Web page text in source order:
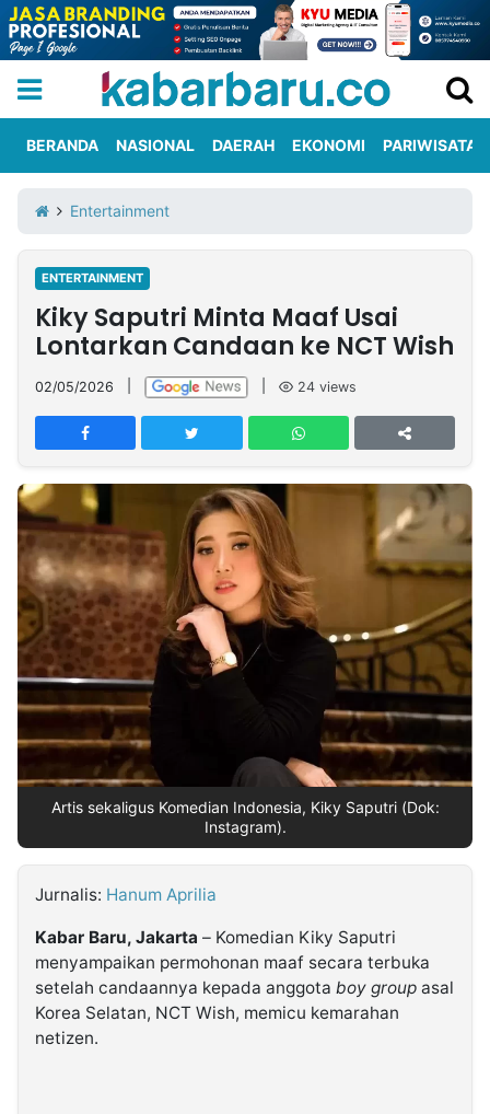
Iklan
Berita
Kami
Nasional
International
Olahraga
Entertainment
Daerah
Pariwisata
Kuliner
Kolom
Network
PT
TREETAN
MULTIMEDIA
INDONESIA
Partner
Insight
NTB
Suara
Time
Lens
IDN
Daily
Jogja
Jalan
Rakyat
Idealita
News
Kita
Notice
Dinamikapost.com
Radar
Baru
Seedbacklink
Kabarbaru
Kabarbaru.co
BERANDA NASIONAL DAERAH EKONOMI PARIWISATA
Entertainment
ENTERTAINMENT
Kiky Saputri Minta Maaf Usai
Lontarkan Candaan ke NCT Wish
02/05/2026 24 views
Artis sekaligus Komedian Indonesia, Kiky Saputri (Dok:
Instagram).
Jurnalis: Hanum Aprilia
Kabar Baru, Jakarta – Komedian Kiky Saputri
menyampaikan permohonan maaf secara terbuka
setelah candaannya kepada anggota boy group asal
Korea Selatan, NCT Wish, memicu kemarahan
netizen.